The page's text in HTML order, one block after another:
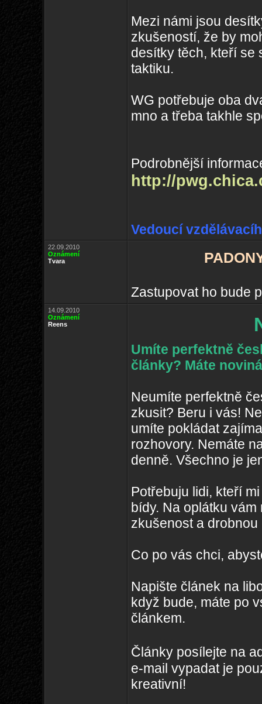
Mezi námi jsou
zkušeností, že by
desítky těch, kteří se
taktiku.
WG potřebuje oba
mno a třeba takhle
Podrobnější
http://
Vedoucí
22.09.2010
Oznámení
Tvara
Zastupovat ho bude
14.09.2010
Oznámení
Reens
Umíte perfektně
články? Máte
Neumíte perfektně
zkusit? Beru i vás!
umíte pokládat
rozhovory. Nemáte
denně. Všechno je
Potřebuju lidi, kteří
bídy. Na oplátku
zkušenost a
Co po vás chci,
Napište článek na
když bude, máte po
článkem.
Články posílejte na
e-mail vypadat je
kreativní!